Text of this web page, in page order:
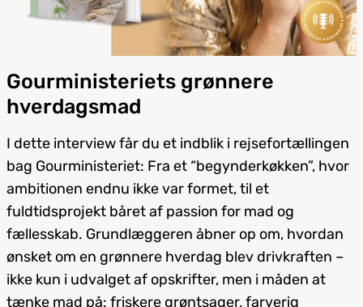
Gourministeriets grønnere
hverdagsmad
I dette interview får du et indblik i rejse­fortællingen
bag Gourministeriet: Fra et “begynder­køkken”, hvor
ambitionen endnu ikke var formet, til et
fuldtidsprojekt båret af passion for mad og
fællesskab. Grundlæggeren åbner op om, hvordan
ønsket om en grønnere hverdag blev drivkraften –
ikke kun i udvalget af opskrifter, men i måden at
tænke mad på: friskere grøntsager, farverig